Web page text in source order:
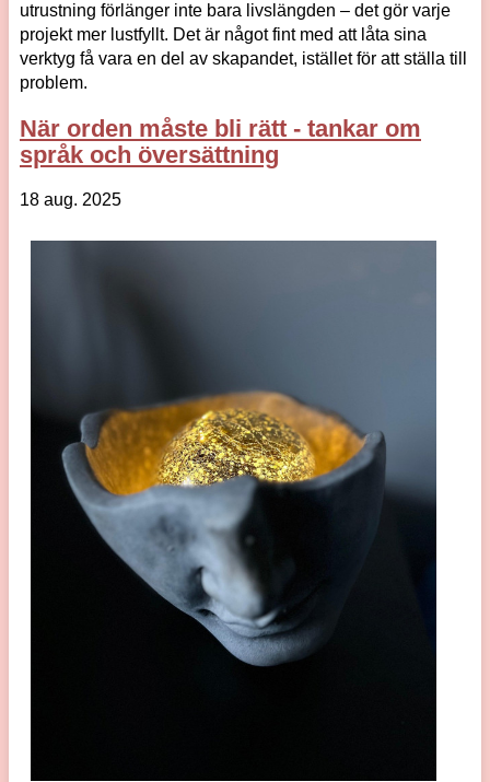
utrustning förlänger inte bara livslängden – det gör varje
projekt mer lustfyllt. Det är något fint med att låta sina
verktyg få vara en del av skapandet, istället för att ställa till
problem.
När orden måste bli rätt - tankar om
språk och översättning
18 aug. 2025